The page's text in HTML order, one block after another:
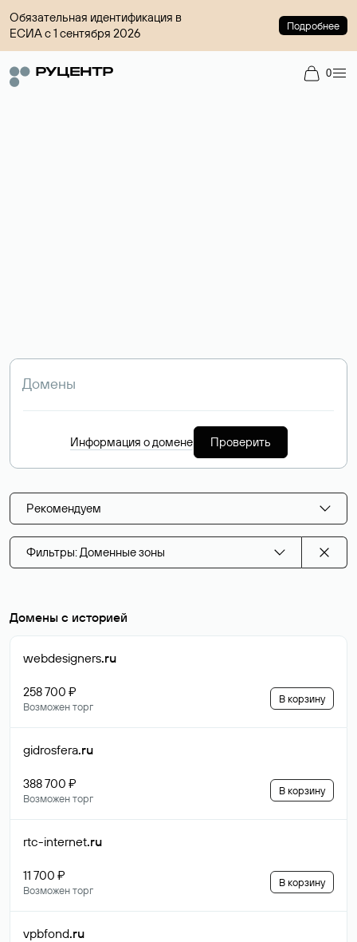
Обязательная идентификация в
ЕСИА с 1 сентября 2026
Подробнее
0
Информация о домене Проверить
Рекомендуем
Фильтры: Доменные зоны
Домены с историей
webdesigners.ru
258 700 ₽
Возможен торг
В корзину
gidrosfera.ru
388 700 ₽
Возможен торг
В корзину
rtc-internet.ru
11 700 ₽
Возможен торг
В корзину
vpbfond.ru